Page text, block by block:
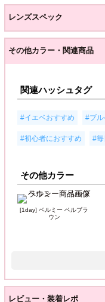
レンズスペック
その他カラー・関連商品
関連ハッシュタグ
#イエベおすすめ #ブ
#初心者におすすめ #毎
その他カラー
[1day] ベルミー ベルブラ
ウン
レビュー・装着レポ